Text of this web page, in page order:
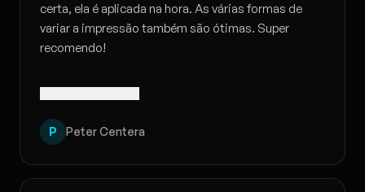
certa, ela é aplicada na hora. As várias formas de
variar a impressão também são ótimas. Super
recomendo!
P Peter Centera